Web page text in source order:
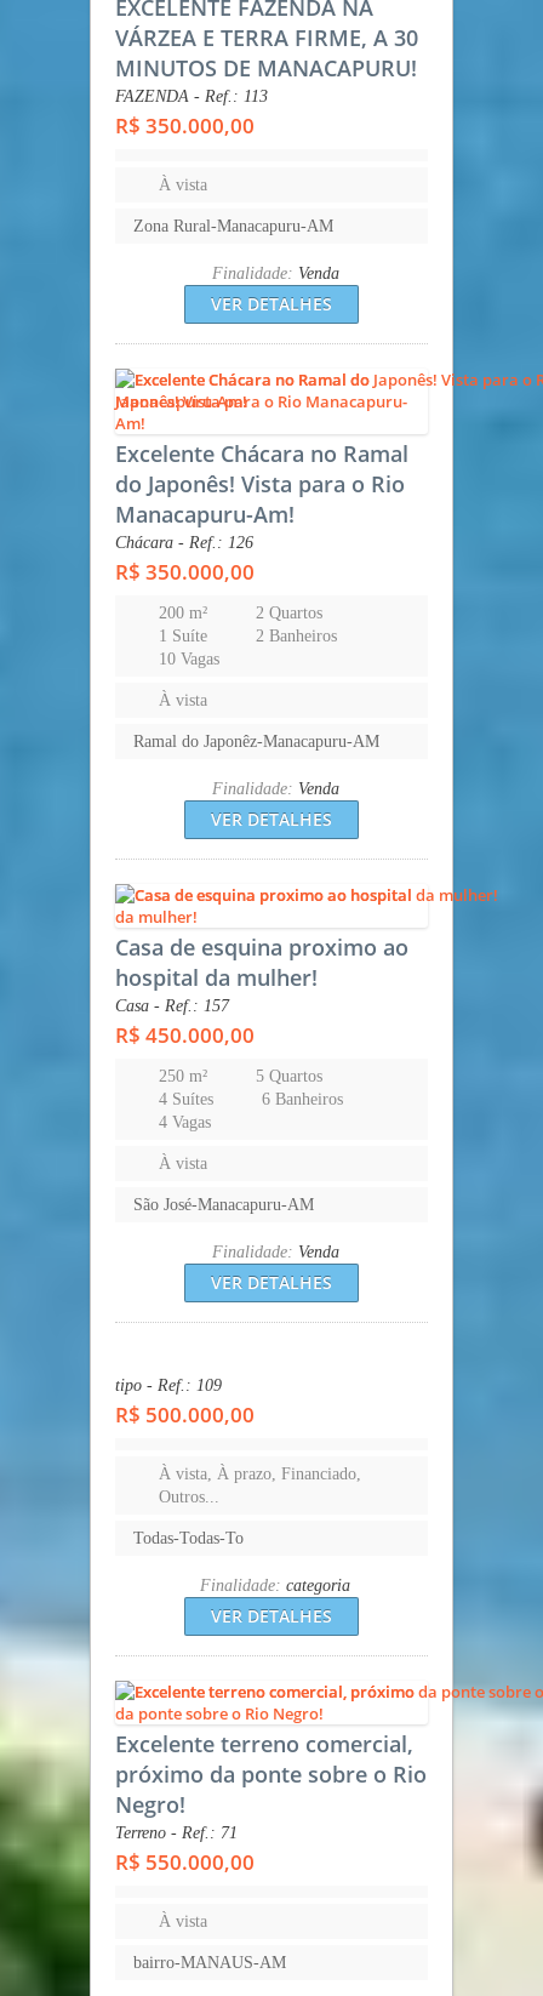
EXCELENTE FAZENDA NA
VÁRZEA E TERRA FIRME, A 30
MINUTOS DE MANACAPURU!
FAZENDA - Ref.: 113
R$ 350.000,00
À vista
Zona Rural-Manacapuru-AM
Finalidade: Venda
VER DETALHES
Excelente Chácara no Ramal
do Japonês! Vista para o Rio
Manacapuru-Am!
Chácara - Ref.: 126
R$ 350.000,00
200 m²
2 Quartos
1 Suíte
2 Banheiros
10 Vagas
À vista
Ramal do Japonêz-Manacapuru-AM
Finalidade: Venda
VER DETALHES
Casa de esquina proximo ao
hospital da mulher!
Casa - Ref.: 157
R$ 450.000,00
250 m²
5 Quartos
4 Suítes
6 Banheiros
4 Vagas
À vista
São José-Manacapuru-AM
Finalidade: Venda
VER DETALHES
tipo - Ref.: 109
R$ 500.000,00
À vista, À prazo, Financiado,
Outros...
Todas-Todas-To
Finalidade: categoria
VER DETALHES
Excelente terreno comercial,
próximo da ponte sobre o Rio
Negro!
Terreno - Ref.: 71
R$ 550.000,00
À vista
bairro-MANAUS-AM